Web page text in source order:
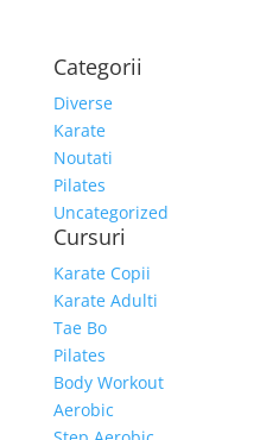
Categorii
Diverse
Karate
Noutati
Pilates
Uncategorized
Cursuri
Karate Copii
Karate Adulti
Tae Bo
Pilates
Body Workout
Aerobic